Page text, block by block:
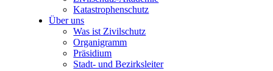
Katastrophenschutz
Über uns
Was ist Zivilschutz
Organigramm
Präsidium
Stadt- und Bezirksleiter